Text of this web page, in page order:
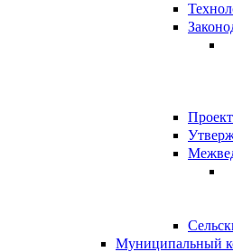
Муниципальный